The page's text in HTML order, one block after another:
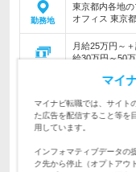
勤務地
東京都内各地
オフィス 東京
月給25万円～
給30万円～50
仕事内容
作・ロゴ・
をお任せします
対象と
【第二新卒・
ティブ職の実
マイ
マイナビ転職では、サイト
た広告を配信すること等を
用しています。
インフォマティブデータの
ク先から停止（オプトアウ